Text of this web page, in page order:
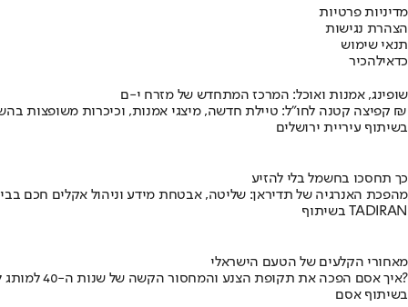
מדיניות פרטיות
הצהרת נגישות
תנאי שימוש
כדאילהכיר
שופינג, אמנות ואוכל: המרכז המתחדש של מזרח י-ם
קפיצה קטנה לחו"ל: טיילת חדשה, מיצגי אמנות, וכיכרות משופצות בהשקעה של 100 מיליון ₪
בשיתוף עיריית ירושלים
כך תחסכו בחשמל בלי להזיע
מהפכת האנרגיה של תדיראן: שליטה, אבטחת מידע וניהול אקלים חכם
בשיתוף TADIRAN
מאחורי הקלעים של הטעם הישראלי
איך אסם הפכה את תקופת הצנע והמחסור הקשה של שנות ה-40 למותג לאומי?
בשיתוף אסם